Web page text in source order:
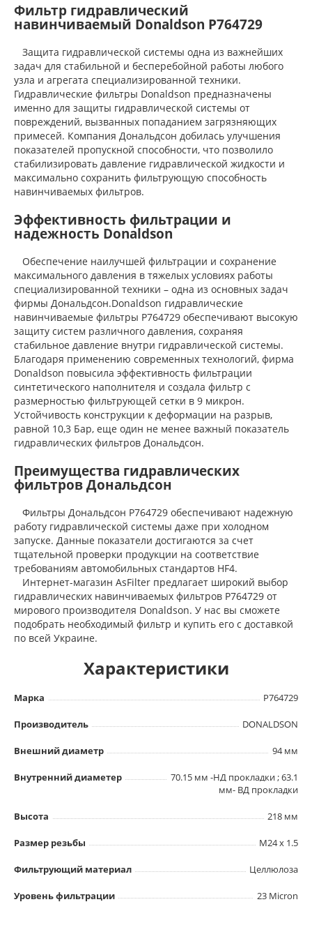
Фильтр гидравлический
навинчиваемый Donaldson P764729
Защита гидравлической системы одна из важнейших
задач для стабильной и бесперебойной работы любого
узла и агрегата специализированной техники.
Гидравлические фильтры Donaldson предназначены
именно для защиты гидравлической системы от
повреждений, вызванных попаданием загрязняющих
примесей. Компания Дональдсон добилась улучшения
показателей пропускной способности, что позволило
стабилизировать давление гидравлической жидкости и
максимально сохранить фильтрующую способность
навинчиваемых фильтров.
Эффективность фильтрации и
надежность Donaldson
Обеспечение наилучшей фильтрации и сохранение
максимального давления в тяжелых условиях работы
специализированной техники – одна из основных задач
фирмы Дональдсон.Donaldson гидравлические
навинчиваемые фильтры P764729 обеспечивают высокую
защиту систем различного давления, сохраняя
стабильное давление внутри гидравлической системы.
Благодаря применению современных технологий, фирма
Donaldson повысила эффективность фильтрации
синтетического наполнителя и создала фильтр с
размерностью фильтрующей сетки в 9 микрон.
Устойчивость конструкции к деформации на разрыв,
равной 10,3 Бар, еще один не менее важный показатель
гидравлических фильтров Дональдсон.
Преимущества гидравлических
фильтров Дональдсон
Фильтры Дональдсон P764729 обеспечивают надежную
работу гидравлической системы даже при холодном
запуске. Данные показатели достигаются за счет
тщательной проверки продукции на соответствие
требованиям автомобильных стандартов HF4.
Интернет-магазин AsFilter предлагает широкий выбор
гидравлических навинчиваемых фильтров P764729 от
мирового производителя Donaldson. У нас вы сможете
подобрать необходимый фильтр и купить его с доставкой
по всей Украине.
Характеристики
Марка P764729
Производитель DONALDSON
Внешний диаметр 94 мм
Внутренний диаметер
70.15 мм -НД прокладки ; 63.1
мм- ВД прокладки
Высота 218 мм
Размер резьбы M24 x 1.5
Фильтрующий материал Целлюлоза
Уровень фильтрации 23 Micron